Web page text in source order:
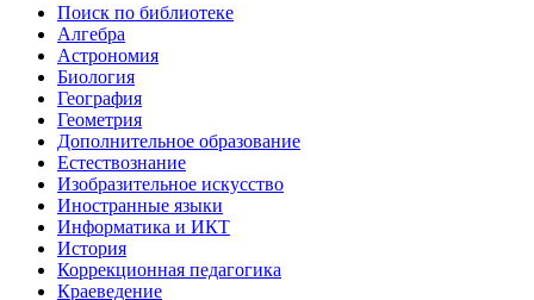
Поиск по библиотеке
Алгебра
Астрономия
Биология
География
Геометрия
Дополнительное образование
Естествознание
Изобразительное искусство
Иностранные языки
Информатика и ИКТ
История
Коррекционная педагогика
Краеведение